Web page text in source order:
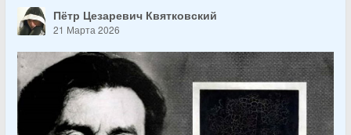
Пётр Цезаревич Квятковский
21 Марта 2026